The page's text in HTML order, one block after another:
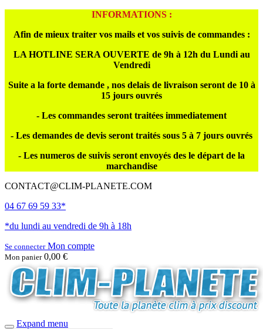
INFORMATIONS :
Afin de mieux traiter vos mails et vos suivis de commandes :
LA HOTLINE SERA OUVERTE de 9h à 12h du Lundi au
Vendredi
Suite a la forte demande , nos delais de livraison seront de 10 à
15 jours ouvrés
- Les commandes seront traitées immediatement
- Les demandes de devis seront traités sous 5 à 7 jours ouvrés
- Les numeros de suivis seront envoyés des le départ de la
marchandise
CONTACT@CLIM-PLANETE.COM
04 67 69 59 33*
*du lundi au vendredi de 9h à 18h
Se connecterMon compte
Mon panier 0,00 €
Expand menu